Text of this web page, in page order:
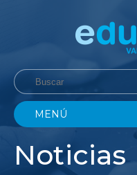
MENÚ
Noticias